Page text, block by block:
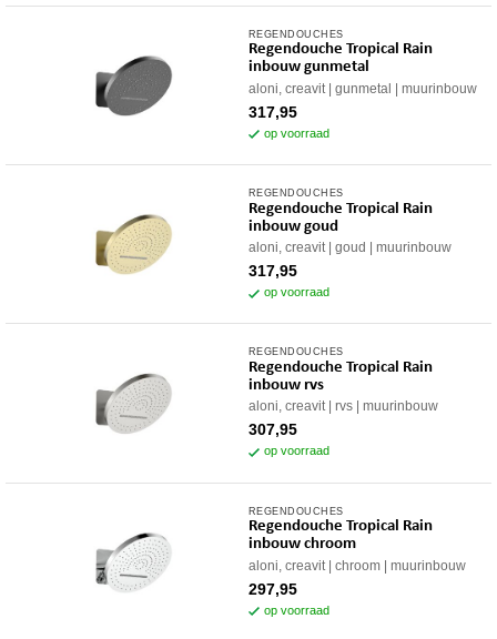
REGENDOUCHES
Regendouche Tropical Rain
inbouw gunmetal
aloni, creavit gunmetal muurinbouw
317,95
op voorraad
REGENDOUCHES
Regendouche Tropical Rain
inbouw goud
aloni, creavit goud muurinbouw
317,95
op voorraad
REGENDOUCHES
Regendouche Tropical Rain
inbouw rvs
aloni, creavit rvs muurinbouw
307,95
op voorraad
REGENDOUCHES
Regendouche Tropical Rain
inbouw chroom
aloni, creavit chroom muurinbouw
297,95
op voorraad